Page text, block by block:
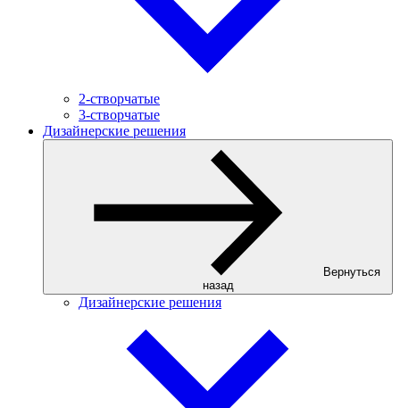
2-створчатые
3-створчатые
Дизайнерские решения
Вернуться
назад
Дизайнерские решения